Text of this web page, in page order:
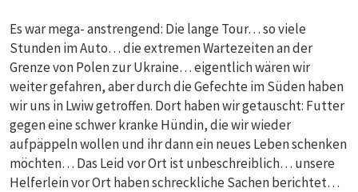
Es war mega- anstrengend: Die lange Tour… so viele
Stunden im Auto… die extremen Wartezeiten an der
Grenze von Polen zur Ukraine… eigentlich wären wir
weiter gefahren, aber durch die Gefechte im Süden haben
wir uns in Lwiw getroffen. Dort haben wir getauscht: Futter
gegen eine schwer kranke Hündin, die wir wieder
aufpäppeln wollen und ihr dann ein neues Leben schenken
möchten… Das Leid vor Ort ist unbeschreiblich… unsere
Helferlein vor Ort haben schreckliche Sachen berichtet…